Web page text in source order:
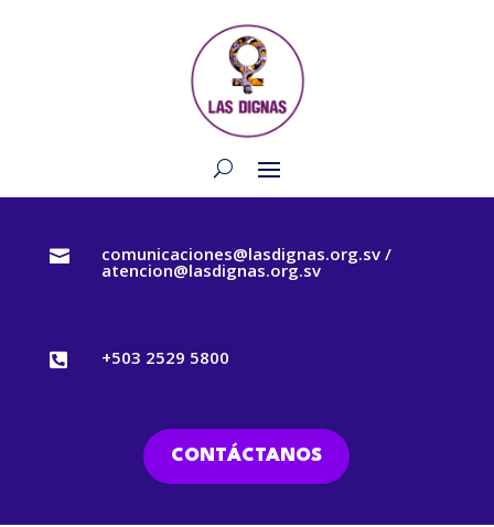
 comunicaciones@lasdignas.org.sv /
atencion@lasdignas.org.sv
 +503 2529 5800
CONTÁCTANOS